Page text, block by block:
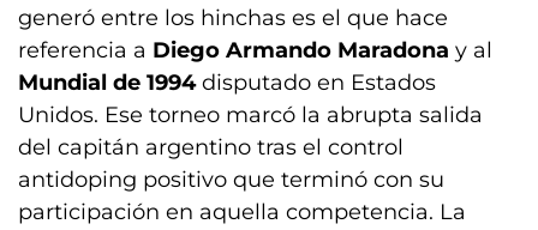
generó entre los hinchas es el que hace
referencia a Diego Armando Maradona y al
Mundial de 1994disputado en Estados
Unidos. Ese torneo marcó la abrupta salida
del capitán argentino tras el control
antidoping positivo que terminó con su
participación en aquella competencia. La